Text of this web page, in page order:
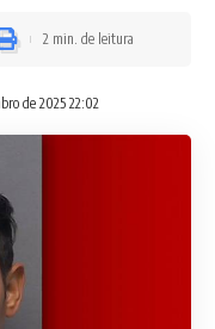
de 2025 22:02
2 min. de leitura